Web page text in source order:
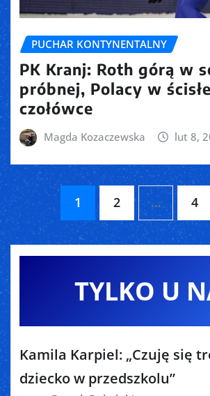
PUCHAR KONTYNENTALNY
PK Kranj: Roth górą w
próbnej, Polacy w
czołówce
Magda Kozaczewska lut 8,
Stronicowanie
wpisów
1 2 … 4
TYLKO U
Kamila Karpiel: „Czuję się
dziecko w przedszkolu”